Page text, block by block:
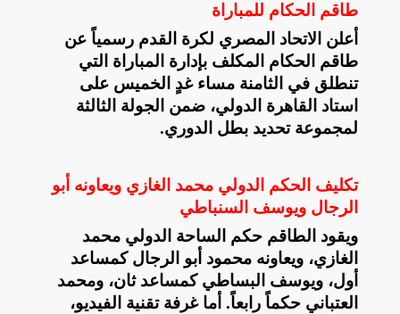
طاقم الحكام للمباراة
أعلن الاتحاد المصري لكرة القدم رسمياً عن
طاقم الحكام المكلف بإدارة المباراة التي
تنطلق في الثامنة مساء غدٍ الخميس على
استاد القاهرة الدولي، ضمن الجولة الثالثة
لمجموعة تحديد بطل الدوري.
تكليف الحكم الدولي محمد الغازي ويعاونه أبو
الرجال ويوسف السنباطي
ويقود الطاقم حكم الساحة الدولي محمد
الغازي، ويعاونه محمود أبو الرجال كمساعد
أول، ويوسف البساطي كمساعد ثان، ومحمد
العتباني حكماً رابعاً. أما غرفة تقنية الفيديو،